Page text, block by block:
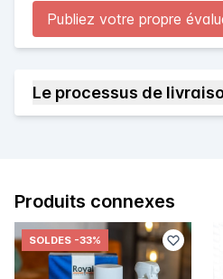
Publiez votre propre
Le processus de
Produits connexes
SOLDES -33%